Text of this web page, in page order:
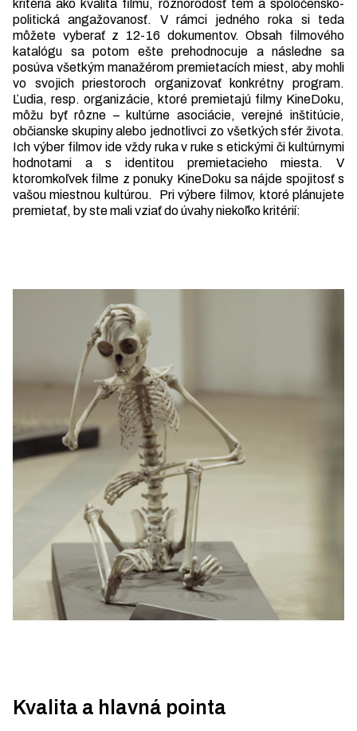
kritériá ako kvalita filmu, rôznorodosť tém a spoločensko-
politická angažovanosť. V rámci jedného roka si teda
môžete vyberať z 12-16 dokumentov. Obsah filmového
katalógu sa potom ešte prehodnocuje a následne sa
posúva všetkým manažérom premietacích miest, aby mohli
vo svojich priestoroch organizovať konkrétny program.
Ľudia, resp. organizácie, ktoré premietajú filmy KineDoku,
môžu byť rôzne – kultúrne asociácie, verejné inštitúcie,
občianske skupiny alebo jednotlivci zo všetkých sfér života.
Ich výber filmov ide vždy ruka v ruke s etickými či kultúrnymi
hodnotami a s identitou premietacieho miesta. V
ktoromkoľvek filme z ponuky KineDoku sa nájde spojitosť s
vašou miestnou kultúrou. Pri výbere filmov, ktoré plánujete
premietať, by ste mali vziať do úvahy niekoľko kritérií:
Kvalita a hlavná pointa